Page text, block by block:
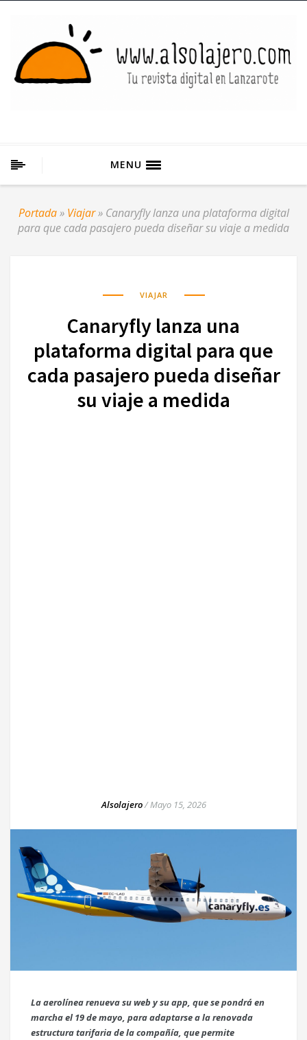
MENU
Portada» Viajar» Canaryfly lanza una plataforma digital
para que cada pasajero pueda diseñar su viaje a medida
VIAJAR
Canaryfly lanza una
plataforma digital para que
cada pasajero pueda diseñar
su viaje a medida
Alsolajero/Mayo 15, 2026
La aerolínea renueva su web y su app, que se pondrá en
marcha el 19 de mayo, para adaptarse a la renovada
estructura tarifaria de la compañía, que permite